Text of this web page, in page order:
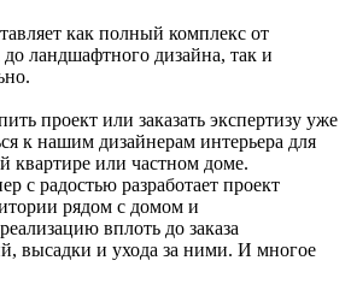
как полный комплекс от
ландшафтного дизайна, так и
проект или заказать экспертизу уже
к нашим дизайнерам интерьера для
квартире или частном доме.
с радостью разработает проект
рядом с домом и
вплоть до заказа
высадки и ухода за ними. И многое